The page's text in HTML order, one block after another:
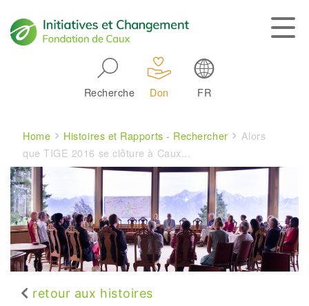
Recherche Don FR
Breadcrumb
Home Histoires et Rapports - Rechercher
Alors
que TIGE 2016 se clôture à Caux...
retour aux histoires